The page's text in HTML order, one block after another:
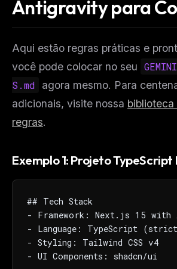
Antigravity para
Aqui estão regras práticas e
você pode colocar no seu
S.md
agora mesmo. Para
adicionais, visite nossa
regras.
Exemplo 1: Projeto TypeScript
## Tech Stack
- Framework: Next.js 15 with
- Language: TypeScript (strict
- Styling: Tailwind CSS v4
- UI Components: shadcn/ui